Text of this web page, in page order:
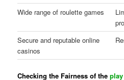
Wide range of roulette games
Secure and reputable online
casinos
Checking the Fairness of the